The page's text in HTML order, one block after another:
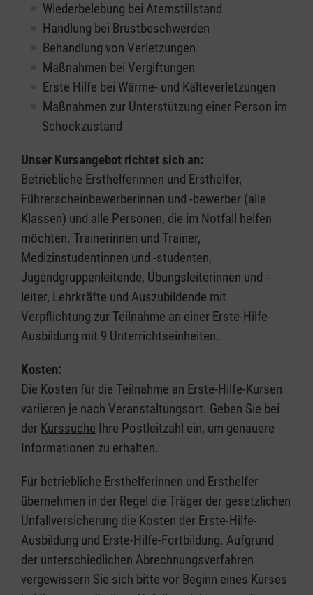
Wiederbelebung bei Atemstillstand
Handlung bei Brustbeschwerden
Behandlung von Verletzungen
Maßnahmen bei Vergiftungen
Erste Hilfe bei Wärme- und Kälteverletzungen
Maßnahmen zur Unterstützung einer Person im
Schockzustand
Unser Kursangebot richtet sich an:
Betriebliche Ersthelferinnen und Ersthelfer,
Führerscheinbewerberinnen und -bewerber (alle
Klassen) und alle Personen, die im Notfall helfen
möchten. Trainerinnen und Trainer,
Medizinstudentinnen und -studenten,
Jugendgruppenleitende, Übungsleiterinnen und -
leiter, Lehrkräfte und Auszubildende mit
Verpflichtung zur Teilnahme an einer Erste-Hilfe-
Ausbildung mit 9 Unterrichtseinheiten.
Kosten:
Die Kosten für die Teilnahme an Erste-Hilfe-Kursen
variieren je nach Veranstaltungsort. Geben Sie bei
der Kurssuche Ihre Postleitzahl ein, um genauere
Informationen zu erhalten.
Für betriebliche Ersthelferinnen und Ersthelfer
übernehmen in der Regel die Träger der gesetzlichen
Unfallversicherung die Kosten der Erste-Hilfe-
Ausbildung und Erste-Hilfe-Fortbildung. Aufgrund
der unterschiedlichen Abrechnungsverfahren
vergewissern Sie sich bitte vor Beginn eines Kurses